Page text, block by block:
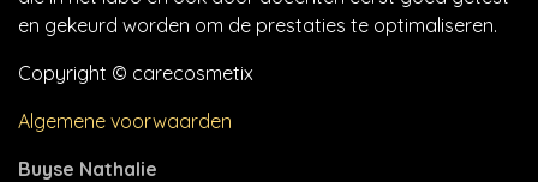
en gekeurd worden om de prestaties te optimaliseren.
Copyright © carecosmetix
Algemene voorwaarden
Buyse Nathalie